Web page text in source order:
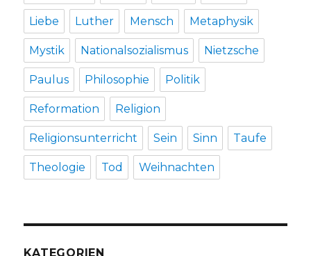
Liebe Luther Mensch Metaphysik
Mystik Nationalsozialismus Nietzsche
Paulus Philosophie Politik
Reformation Religion
Religionsunterricht Sein Sinn Taufe
Theologie Tod Weihnachten
KATEGORIEN